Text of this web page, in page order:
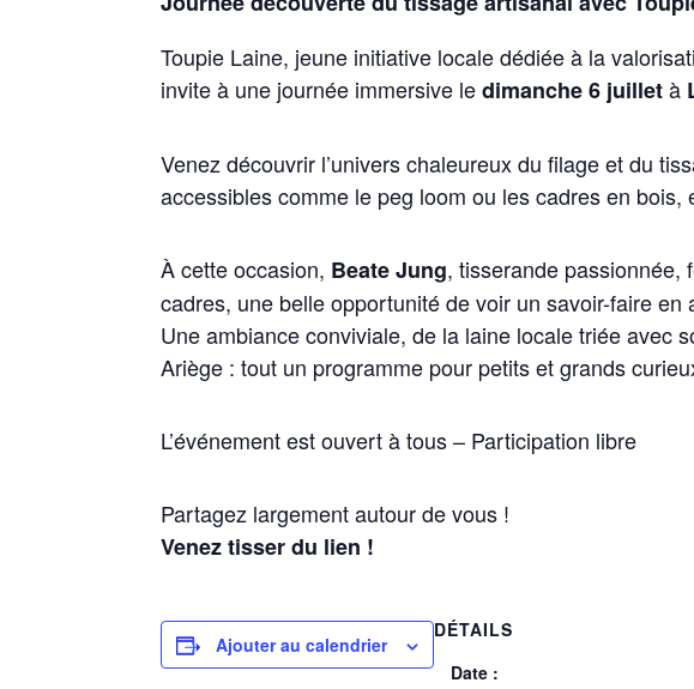
Toupie Laine, jeune initiative locale dédiée à la
invite à une journée immersive ledimanche 6 juilletà
Venez découvrir l’univers chaleureux du filage et du
accessibles comme le peg loom ou les cadres en
À cette occasion, Beate Jung, tisserande passionnée,
cadres, une belle opportunité de voir un savoir-faire en
Une ambiance conviviale, de la laine locale triée avec
Ariège : tout un programme pour petits et grands
L’événement est ouvert à tous – Participation libre
Partagez largement autour de vous !
Venez tisser du lien !
Ajouter au calendrier
DÉTAILS
Date :